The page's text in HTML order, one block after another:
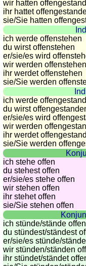
Quiz
de
côtes
et
fleuves
Quiz
de
géographie
Quiz
des
pays
Quiz
des
fleuves
et
des
villes
Quiz
des
drapeaux,
blasons,
wir hatten
ihr hattet
sie/Sie hatten
ich werde offenstehen
du wirst offenstehen
er/sie/es wird
wir werden offenstehen
ihr werdet offenstehen
sie/Sie werden
ich werde
du wirst
er/sie/es wird
wir werden
ihr werdet
sie/Sie werden
ich stehe offen
du stehest offen
er/sie/es stehe offen
wir stehen offen
ihr stehet offen
sie/Sie stehen offen
ich stünde/stände offen
du stündest/ständest
er/sie/es stünde/
wir stünden/ständen
ihr stündet/ständet